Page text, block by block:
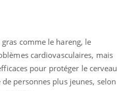
comme le hareng, le
cardiovasculaires, mais
pour protéger le cerveau
personnes plus jeunes, selon